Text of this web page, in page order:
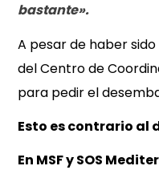
bastante».
A pesar de haber
del Centro de
para pedir el
Esto es contrario al
En MSF y SOS